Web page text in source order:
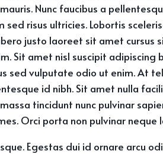
Nunc faucibus a
sed risus ultricies. Lobortis
justo laoreet sit amet cursus
Sit amet nisl suscipit adipiscing
sed vulputate odio ut enim. At
id nibh. Sit amet nulla
tincidunt nunc pulvinar
Orci porta non pulvinar neque
Egestas dui id ornare arcu